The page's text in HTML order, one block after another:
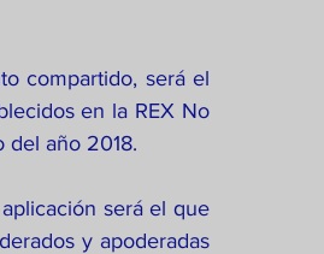
compartido, será el
en la REX No
del año 2018.
será el que
y apoderadas